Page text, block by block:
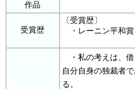
作品
受賞歴
〔受賞歴〕
・レーニン平和賞
・私の考えは、借
自分自身の独裁者
る。